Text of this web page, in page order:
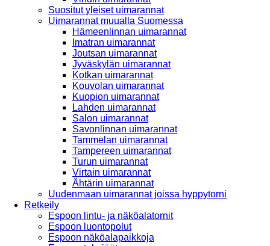
Suositut yleiset uimarannat
Uimarannat muualla Suomessa
Hämeenlinnan uimarannat
Imatran uimarannat
Joutsan uimarannat
Jyväskylän uimarannat
Kotkan uimarannat
Kouvolan uimarannat
Kuopion uimarannat
Lahden uimarannat
Salon uimarannat
Savonlinnan uimarannat
Tammelan uimarannat
Tampereen uimarannat
Turun uimarannat
Virtain uimarannat
Ähtärin uimarannat
Uudenmaan uimarannat joissa hyppytorni
Retkeily
Espoon lintu- ja näköalatornit
Espoon luontopolut
Espoon näköalapaikkoja